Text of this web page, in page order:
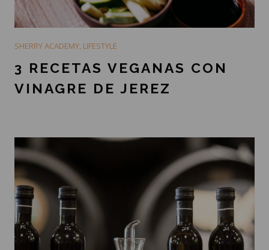
SHERRY ACADEMY, LIFESTYLE
3 RECETAS VEGANAS CON
VINAGRE DE JEREZ